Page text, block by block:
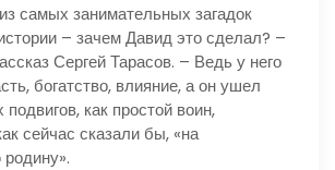
занимательных загадок
– зачем Давид это сделал? –
Сергей Тарасов. – Ведь у него
богатство, влияние, а он ушел
подвигов, как простой воин,
сейчас сказали бы, «на